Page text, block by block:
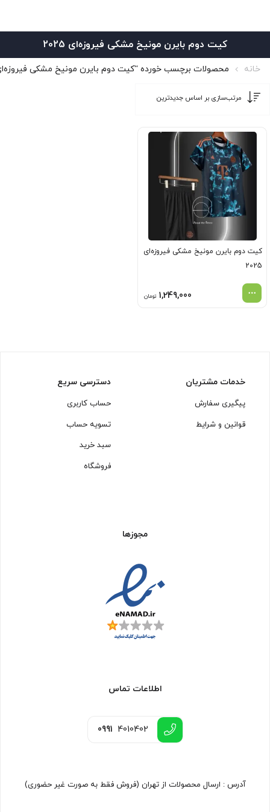
کیت دوم بایرن مونیخ مشکی فیروزه‌ای 2025
خانه محصولات برچسب خورده “کیت دوم بایرن مونیخ مشکی فیروزه‌ای
کیت دوم بایرن مونیخ مشکی فیروزه‌ای
2025
1,249,000 تومان
خدمات مشتریان
پیگیری سفارش
قوانین و شرایط
دسترسی سریع
حساب کاربری
تسویه حساب
سبد خرید
فروشگاه
مجوزها
اطلاعات تماس
0991 4010402
آدرس : ارسال محصولات از تهران (فروش فقط به صورت غیر حضوری)